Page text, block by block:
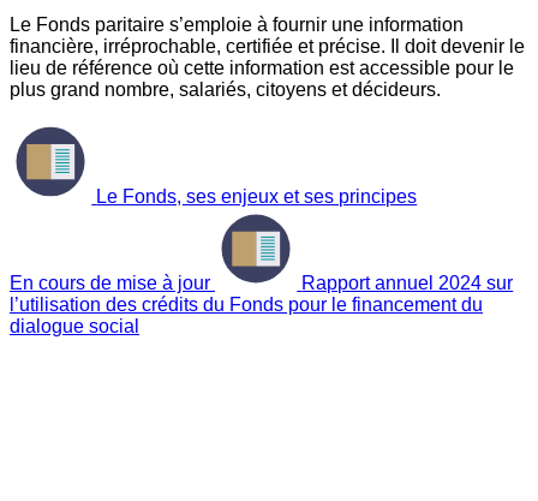
Le Fonds paritaire s’emploie à fournir une information
financière, irréprochable, certifiée et précise. Il doit devenir le
lieu de référence où cette information est accessible pour le
plus grand nombre, salariés, citoyens et décideurs.
Le Fonds, ses enjeux et ses principes
En cours de mise à jour
Rapport annuel 2024 sur
l’utilisation des crédits du Fonds pour le financement du
dialogue social